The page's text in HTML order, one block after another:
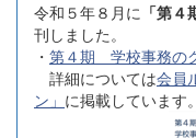
令和５年８月に 「第
刊しました。
・ 第４期 学校事務の
詳細については会員
ン」 に掲載しています。